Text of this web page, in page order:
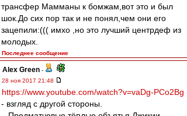
трансфер Мамманы к бомжам,вот это и был
шок.До сих пор так и не понял,чем они его
зацепили:((( имхо ,но это лучший центрдеф из
молодых.
Последнее сообщение
Alex Green -
28 ноя 2017 21:48
https://www.youtube.com/watch?v=vaDg-PCo2Bg
- взгляд с другой стороны.